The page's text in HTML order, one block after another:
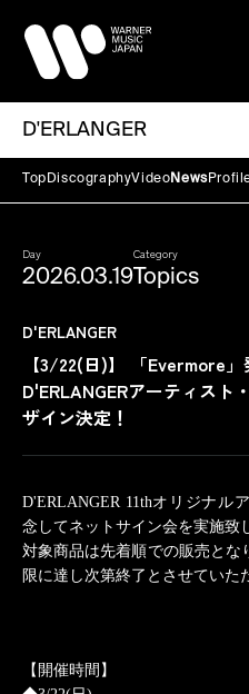
D'ERLANGER
Top DiscographyVideo News
Day
2026.03.19
Category
Topics
D'ERLANGER
【3/22(日)】 「Evermore
D'ERLANGERアーティス
ザイン決定！
D'ERLANGER 11thオリジナル
念してネットサイン会を実施致
対象商品は先着順での販売とな
限に達し次第終了とさせていた
【開催時間】